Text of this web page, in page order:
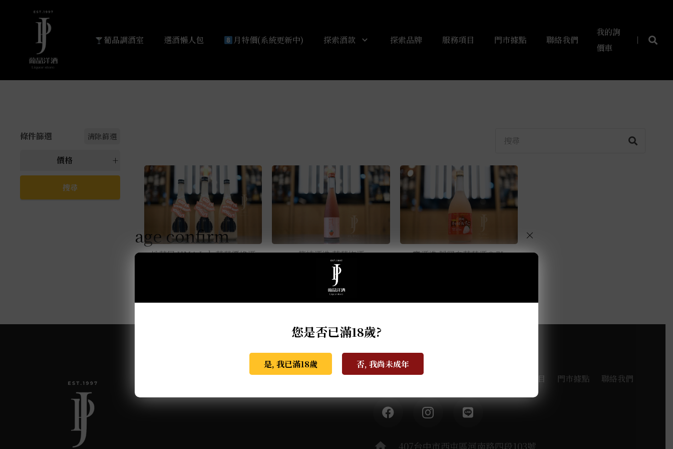
葡晶調酒室 選酒懶人包 月特價(系統更新中) 探索酒款 探索品牌 服務項目 門市據點 聯絡我們
我的詢
價車
條件篩選 清除篩選
價格
所有 價格
萬元以上
松藏屋 UMA Lab 草莓優格酒
篠崎酒造 草莓梅酒 寶酒造 靜岡白草莓酒 0.7L
葡晶調酒室 服務項目 門市據點 聯絡我們
407台中市西屯區河南路四段103號
age confirm
您是否已滿18歲?
是, 我已滿18歲 否, 我尚未成年
×